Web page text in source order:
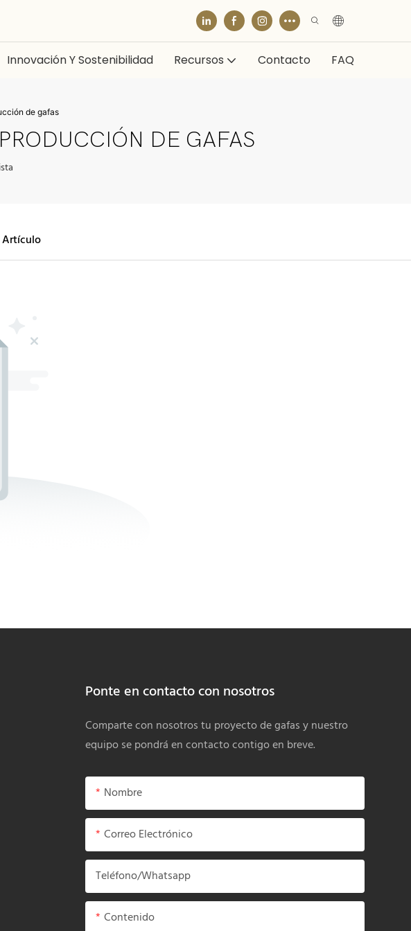
Innovación Y Sostenibilidad Recursos Contacto FAQ
de gafas
DE GAFAS
Artículo
Ponte en contacto con nosotros
Comparte con nosotros tu proyecto de gafas y nuestro
equipo se pondrá en contacto contigo en breve.
Nombre
Correo Electrónico
Teléfono/whatsapp
Contenido